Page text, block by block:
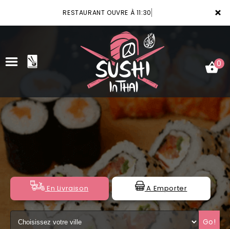
×
RESTAURANT OUVRE À 11:30
ACCUEIL
VOTRE COMPTE
NOTRE RESTAURANT
VOS AVIS
0
En Livraison A Emporter
Go!